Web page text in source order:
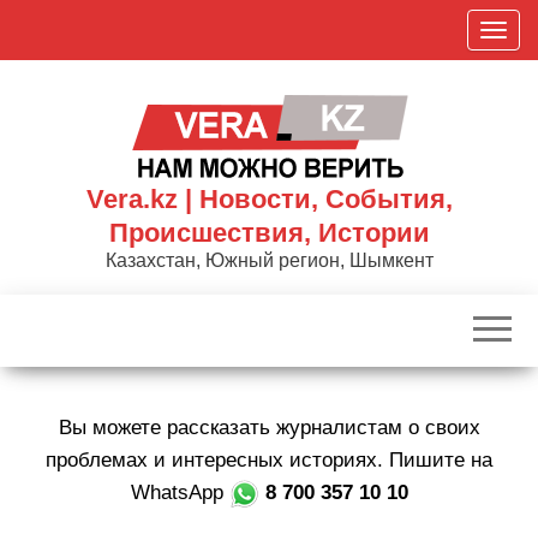
П
о
к
р
Vera.kz | Новости, События,
Происшествия, Истории
Казахстан, Южный регион, Шымкент
Вы можете рассказать журналистам о своих
проблемах и интересных историях. Пишите на
WhatsApp
8 700 357 10 10